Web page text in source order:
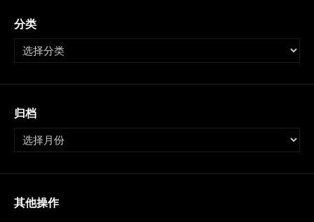
分类
归档
其他操作